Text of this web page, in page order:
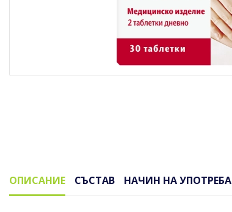
ОПИСАНИЕ СЪСТАВ НАЧИН НА УПОТРЕБА